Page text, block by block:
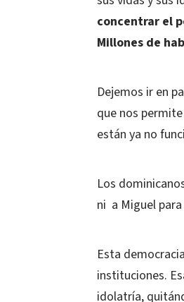
concentrar el
Millones de
Dejemos ir en
que nos
están ya no
Los
ni a Miguel
Esta
instituciones.
idolatría,